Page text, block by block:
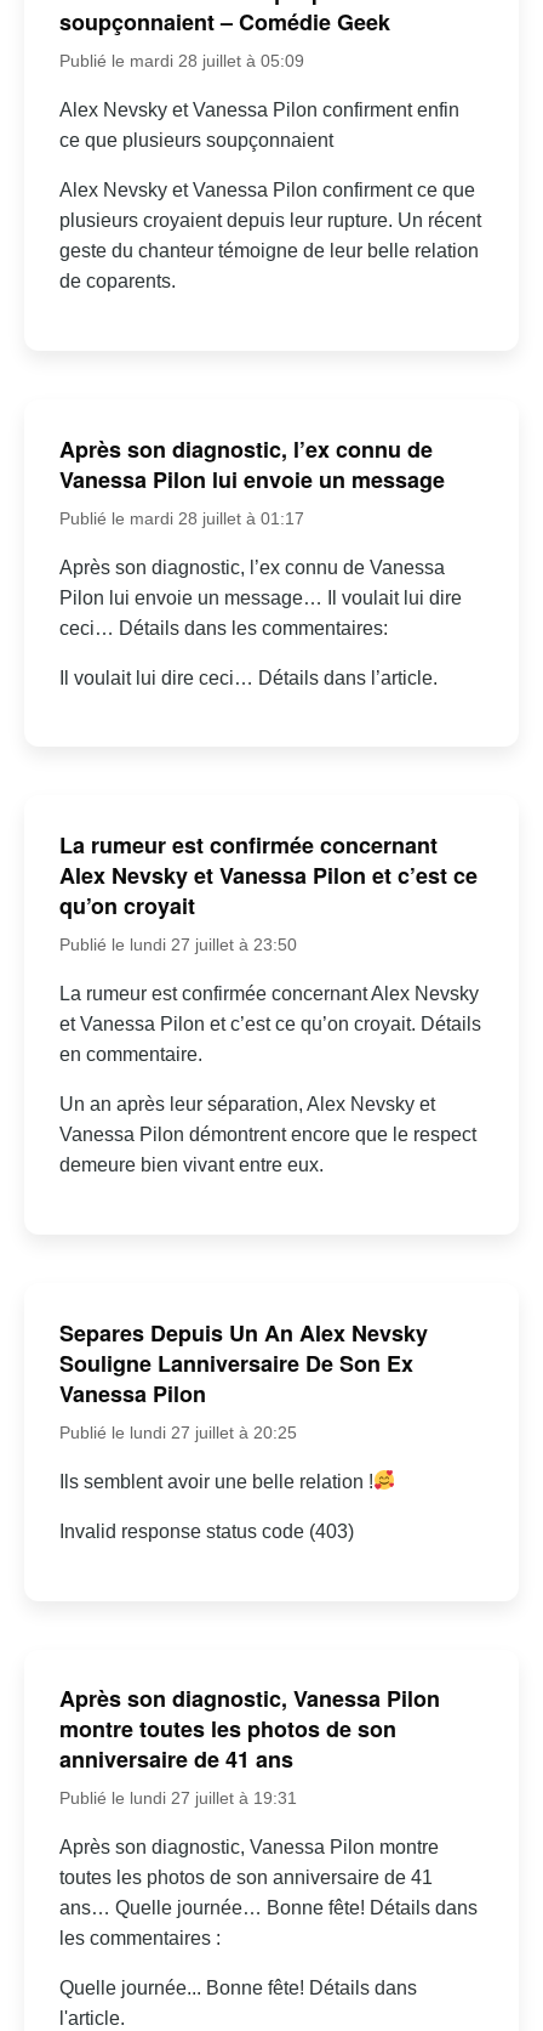
soupçonnaient – Comédie Geek
Publié le mardi 28 juillet à 05:09
Alex Nevsky et Vanessa Pilon confirment enfin
ce que plusieurs soupçonnaient
Alex Nevsky et Vanessa Pilon confirment ce que
plusieurs croyaient depuis leur rupture. Un récent
geste du chanteur témoigne de leur belle relation
de coparents.
Après son diagnostic, l’ex connu de
Vanessa Pilon lui envoie un message
Publié le mardi 28 juillet à 01:17
Après son diagnostic, l’ex connu de Vanessa
Pilon lui envoie un message… Il voulait lui dire
ceci… Détails dans les commentaires:
Il voulait lui dire ceci… Détails dans l’article.
La rumeur est confirmée concernant
Alex Nevsky et Vanessa Pilon et c’est ce
qu’on croyait
Publié le lundi 27 juillet à 23:50
La rumeur est confirmée concernant Alex Nevsky
et Vanessa Pilon et c’est ce qu’on croyait. Détails
en commentaire.
Un an après leur séparation, Alex Nevsky et
Vanessa Pilon démontrent encore que le respect
demeure bien vivant entre eux.
Separes Depuis Un An Alex Nevsky
Souligne Lanniversaire De Son Ex
Vanessa Pilon
Publié le lundi 27 juillet à 20:25
Ils semblent avoir une belle relation !
Invalid response status code (403)
Après son diagnostic, Vanessa Pilon
montre toutes les photos de son
anniversaire de 41 ans
Publié le lundi 27 juillet à 19:31
Après son diagnostic, Vanessa Pilon montre
toutes les photos de son anniversaire de 41
ans… Quelle journée… Bonne fête! Détails dans
les commentaires :
Quelle journée... Bonne fête! Détails dans
l'article.